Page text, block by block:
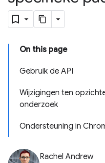
On this page
Gebruik de API
Wijzigingen ten
onderzoek
Ondersteuning in
Rachel Andrew